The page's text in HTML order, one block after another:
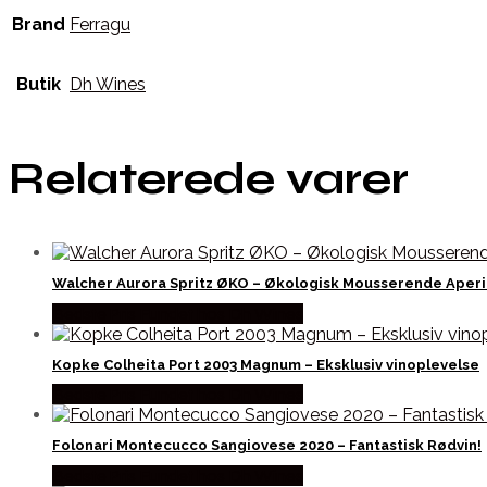
Brand Ferragu
Butik Dh Wines
Relaterede varer
Walcher Aurora Spritz ØKO – Økologisk Mousserende
Kopke Colheita Port 2003 Magnum – Eksklusiv vinoplevelse
Folonari Montecucco Sangiovese 2020 – Fantastisk Rødvin!